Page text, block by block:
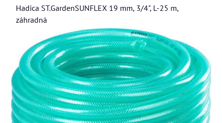
Hadica ST.GardenSUNFLEX 19 mm, 3/4", L-25 m,
záhradná